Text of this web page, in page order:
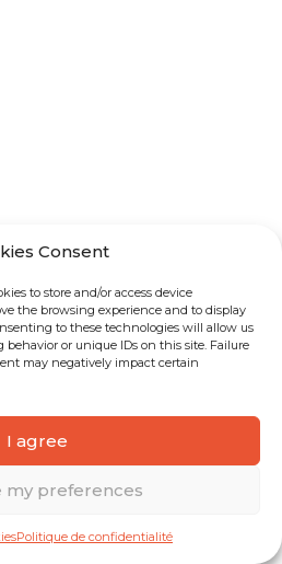
Consent
to store and/or access device
the browsing experience and to display
to these technologies will allow us
behavior or unique IDs on this site. Failure
may negatively impact certain
I agree
my preferences
Politique de confidentialité